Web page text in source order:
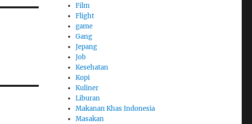
Film
Flight
game
Gang
Jepang
Job
Kesehatan
Kopi
Kuliner
Liburan
Makanan Khas Indonesia
Masakan